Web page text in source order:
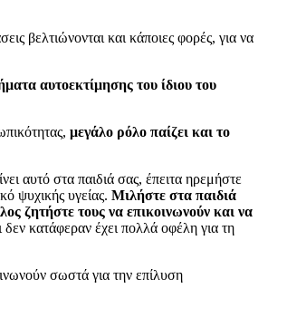
βελτιώνονται και κάποιες φορές, για να
αυτοεκτίμησης του ίδιου του
μεγάλο ρόλο παίζει και το
αυτό στα παιδιά σας, έπειτα ηρεμήστε
ψυχικής υγείας. Μιλήστε στα παιδιά
ζητήστε τους να επικοινωνούν και να
κατάφεραν έχει πολλά οφέλη για τη
σωστά για την επίλυση